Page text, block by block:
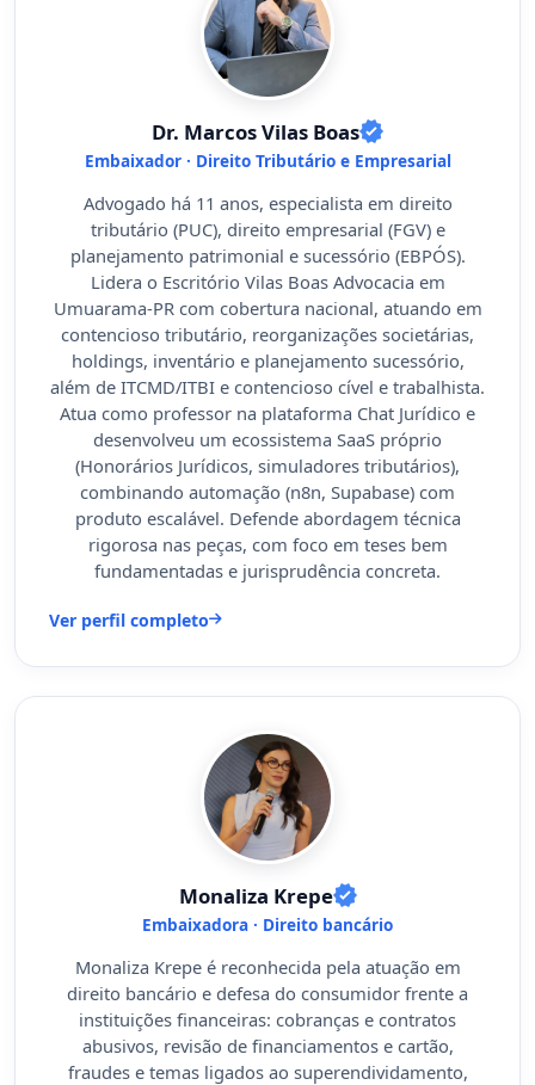
Dr. Marcos Vilas Boas
Embaixador · Direito Tributário e Empresarial
Advogado há 11 anos, especialista em direito
tributário (PUC), direito empresarial (FGV) e
planejamento patrimonial e sucessório (EBPÓS).
Lidera o Escritório Vilas Boas Advocacia em
Umuarama-PR com cobertura nacional, atuando em
contencioso tributário, reorganizações societárias,
holdings, inventário e planejamento sucessório,
além de ITCMD/ITBI e contencioso cível e trabalhista.
Atua como professor na plataforma Chat Jurídico e
desenvolveu um ecossistema SaaS próprio
(Honorários Jurídicos, simuladores tributários),
combinando automação (n8n, Supabase) com
produto escalável. Defende abordagem técnica
rigorosa nas peças, com foco em teses bem
fundamentadas e jurisprudência concreta.
Ver perfil completo
Monaliza Krepe
Embaixadora · Direito bancário
Monaliza Krepe é reconhecida pela atuação em
direito bancário e defesa do consumidor frente a
instituições financeiras: cobranças e contratos
abusivos, revisão de financiamentos e cartão,
fraudes e temas ligados ao superendividamento,